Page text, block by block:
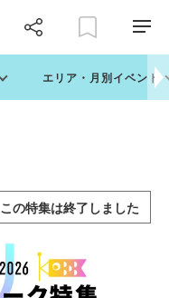
エリア・月別イベント
この特集は終了しました